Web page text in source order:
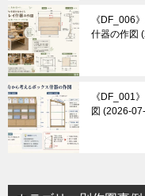
《DF_006
什器の作図
《DF_001
図
2026-